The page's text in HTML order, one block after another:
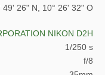
49' 26" N, 10° 26' 32" O
NIKON D2H
1/250 s
f/8